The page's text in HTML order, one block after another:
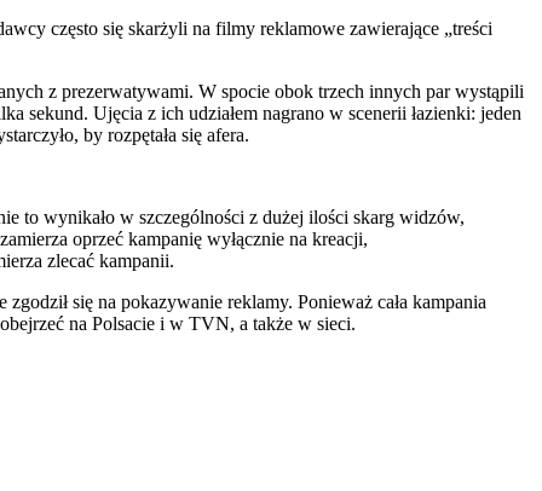
często się skarżyli na filmy reklamowe zawierające „treści
z prezerwatywami. W spocie obok trzech innych par wystąpili
sekund. Ujęcia z ich udziałem nagrano w scenerii łazienki: jeden
by rozpętała się afera.
to wynikało w szczególności z dużej ilości skarg widzów,
oprzeć kampanię wyłącznie na kreacji,
zlecać kampanii.
się na pokazywanie reklamy. Ponieważ cała kampania
na Polsacie i w TVN, a także w sieci.